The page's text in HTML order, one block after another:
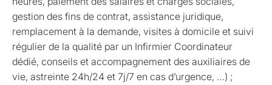
gestion des fins de contrat, assistance juridique,
remplacement à la demande, visites à domicile et suivi
régulier de la qualité par un Infirmier Coordinateur
dédié, conseils et accompagnement des auxiliaires de
vie, astreinte 24h/24 et 7j/7 en cas d’urgence, …) ;